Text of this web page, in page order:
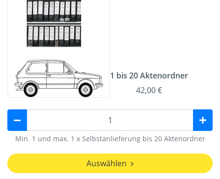
1 bis 20 Aktenordner
42,00 €
Min. 1 und max. 1 x Selbstanlieferung bis 20 Aktenordner
Auswählen